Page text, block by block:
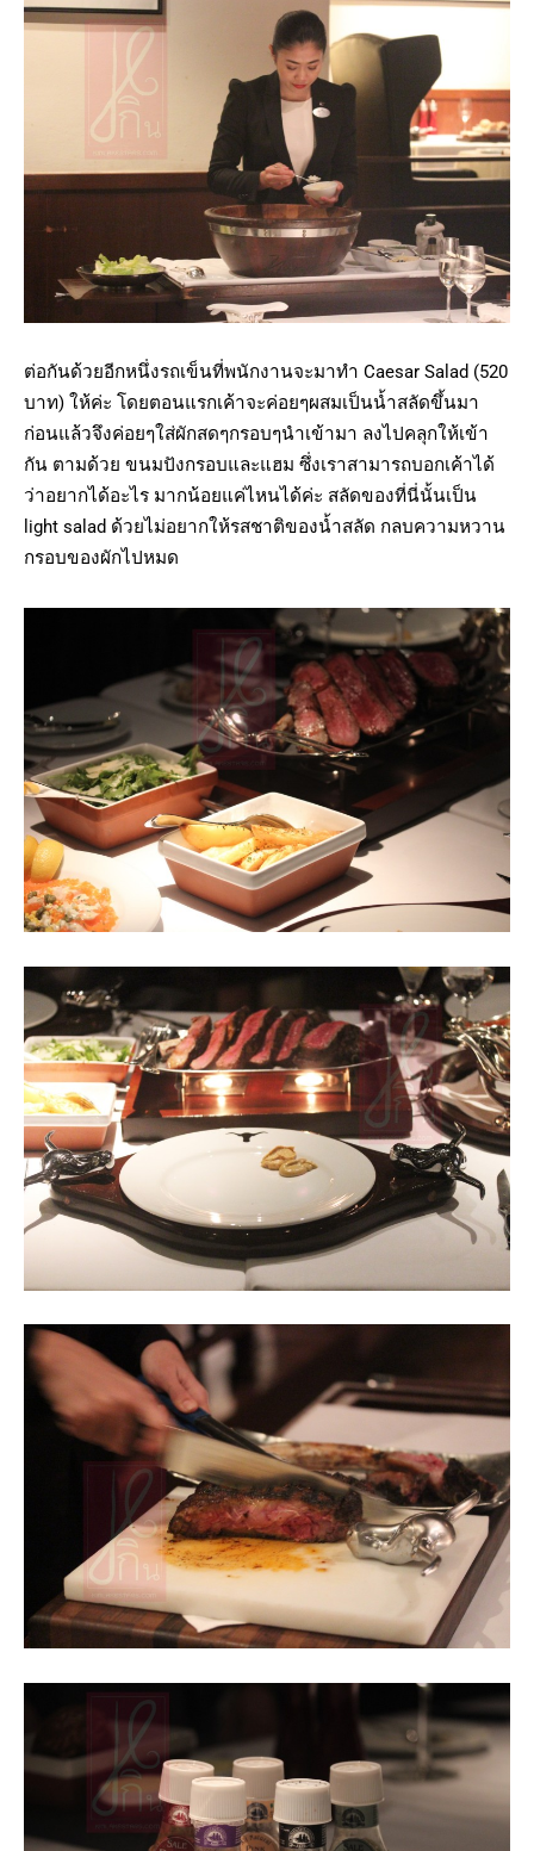
ต่อกันด้วยอีกหนึ่งรถเข็นที่พนักงานจะมาทำ Caesar Salad (520
บาท) ให้ค่ะ โดยตอนแรกเค้าจะค่อยๆผสมเป็นน้ำสลัดขึ้นมา
ก่อนแล้วจึงค่อยๆใส่ผักสดๆกรอบๆนำเข้ามา ลงไปคลุกให้เข้า
กัน ตามด้วย ขนมปังกรอบและแฮม ซึ่งเราสามารถบอกเค้าได้
ว่าอยากได้อะไร มากน้อยแค่ไหนได้ค่ะ สลัดของที่นี่นั้นเป็น
light salad ด้วยไม่อยากให้รสชาติของน้ำสลัด กลบความหวาน
กรอบของผักไปหมด